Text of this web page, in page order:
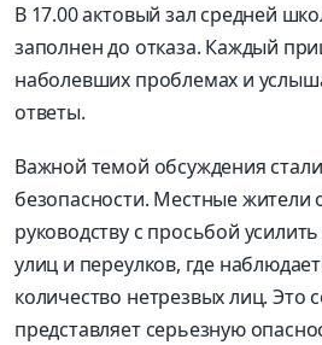
В 17.00 актовый зал средней
заполнен до отказа. Каждый
наболевших проблемах и
ответы.
Важной темой обсуждения
безопасности. Местные жители
руководству с просьбой
улиц и переулков, где
количество нетрезвых лиц. Это
представляет серьезную